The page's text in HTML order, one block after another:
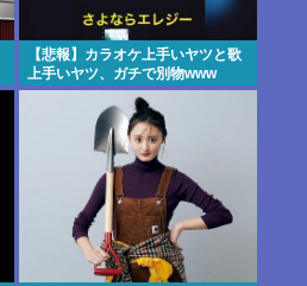
【悲報】カラオケ上手いヤツと歌
上手いヤツ、ガチで別物www